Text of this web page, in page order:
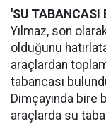
'SU TABANCASI
Yılmaz, son
olduğunu
araçlardan
tabancası
Dimçayında
araçlarda su